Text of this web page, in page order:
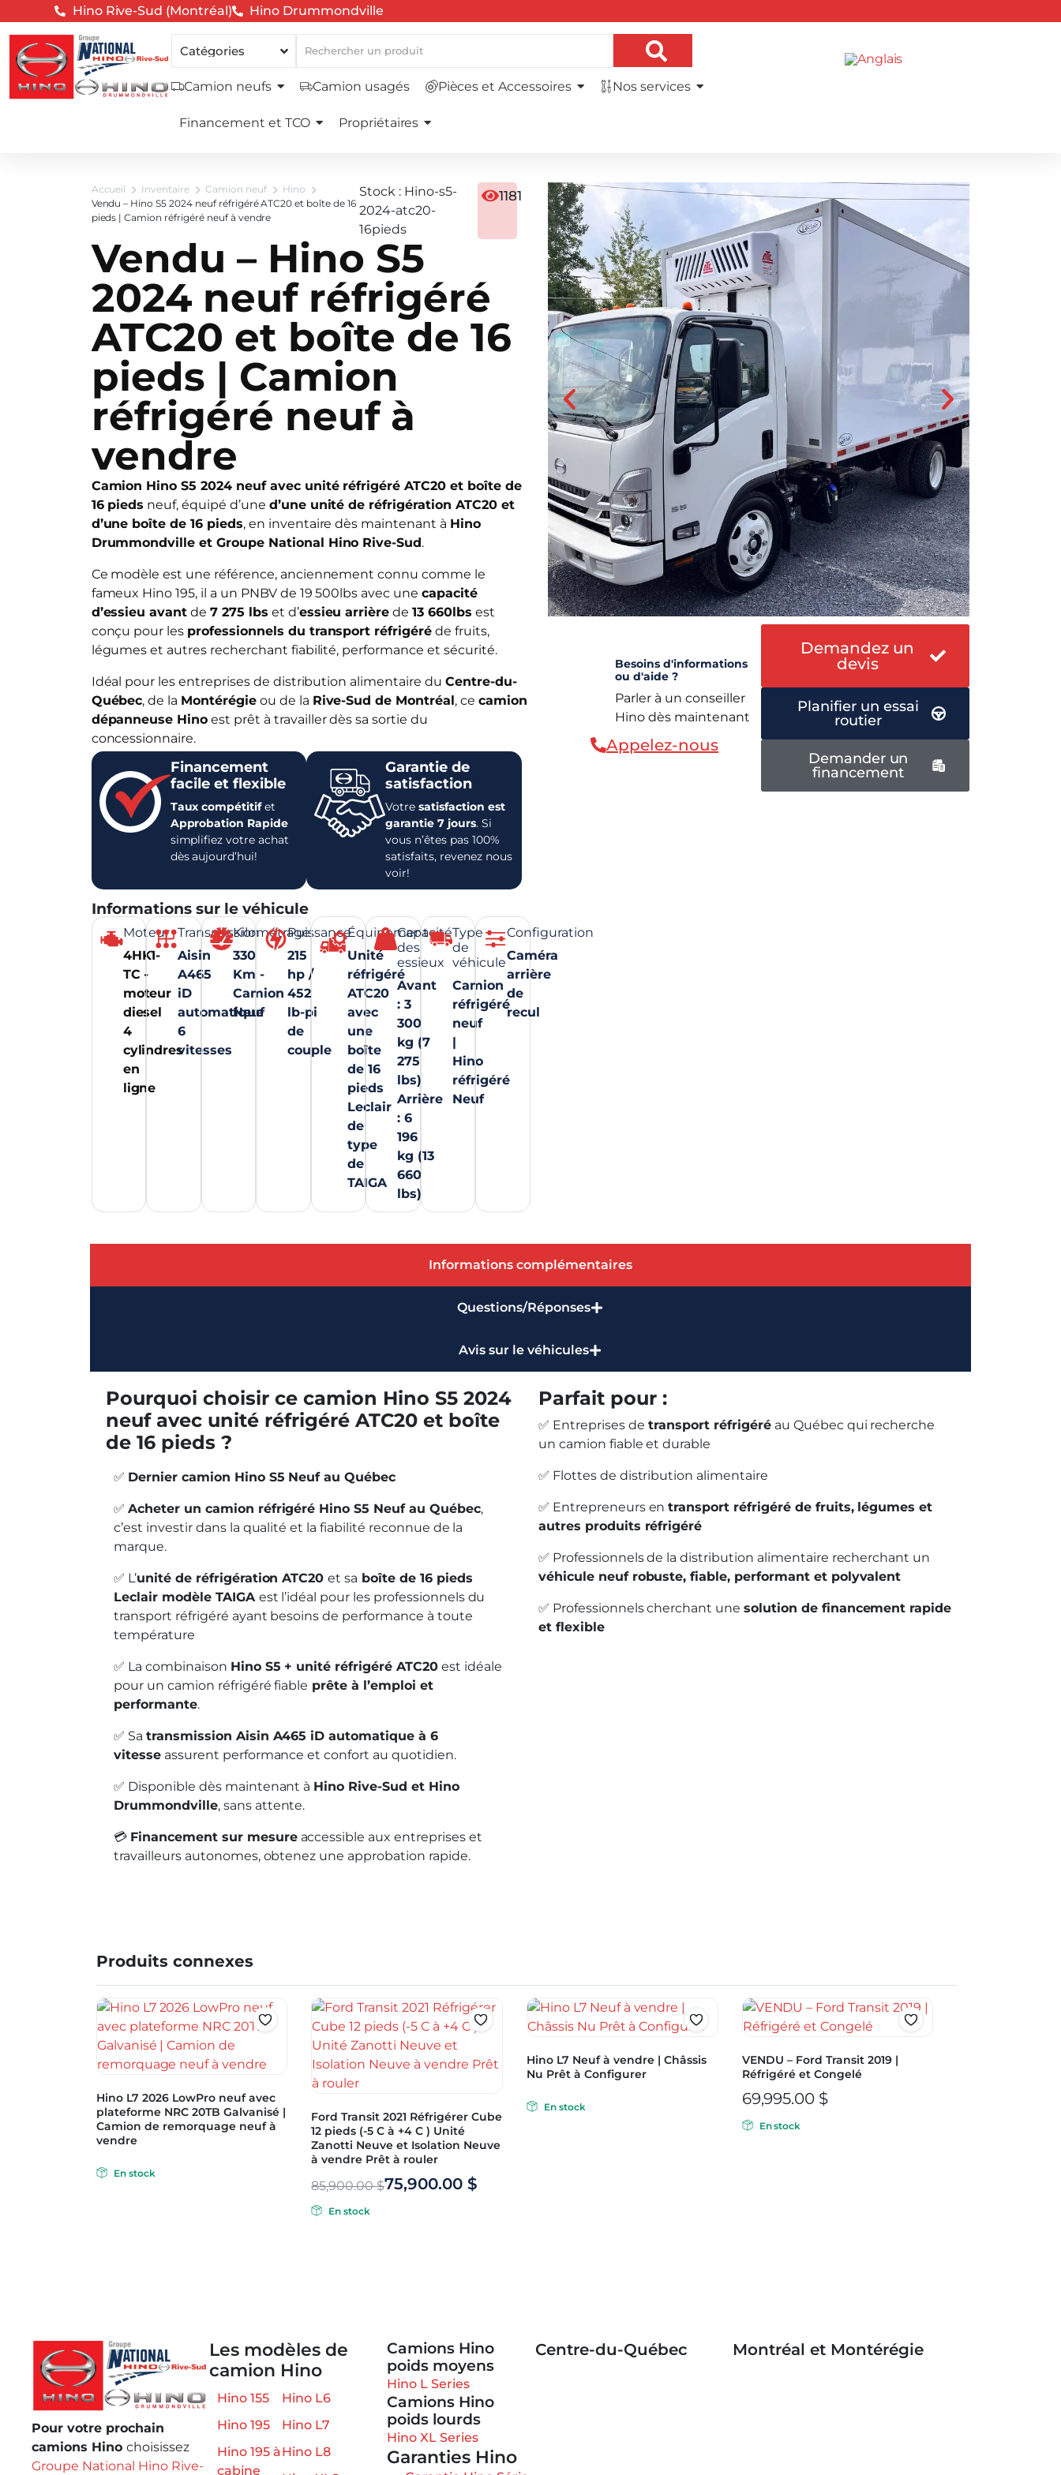
Hino Rive-Sud (Montréal) Hino Drummondville
Camion neufs Camion usagés Pièces et Accessoires Nos services
Financement et TCO Propriétaires
Accueil Inventaire Camion neuf
Hino
Vendu – Hino S5 2024 neuf réfrigéré ATC20 et boîte de 16
pieds | Camion réfrigéré neuf à vendre
Stock : Hino-s5-
2024-atc20-
16pieds
1181
Vendu – Hino S5
2024 neuf réfrigéré
ATC20 et boîte de 16
pieds | Camion
réfrigéré neuf à
vendre
Camion Hino S5 2024 neuf avec unité réfrigéré ATC20 et boîte de
16 pieds neuf, équipé d’une d’une unité de réfrigération ATC20 et
d’une boîte de 16 pieds, en inventaire dès maintenant à Hino
Drummondville et Groupe National Hino Rive-Sud.
Ce modèle est une référence, anciennement connu comme le
fameux Hino 195, il a un PNBV de 19 500lbs avec unecapacité
d’essieu avant de7 275 lbs et d’essieu arrière de13 660lbs est
conçu pour les professionnels du transport réfrigéré de fruits,
légumes et autres recherchant fiabilité, performance et sécurité.
Idéal pour les entreprises de distribution alimentaire du Centre-du-
Québec, de la Montérégieou de la Rive-Sud de Montréal, ce camion
dépanneuse Hino est prêt à travailler dès sa sortie du
concessionnaire.
Financement
facile et flexible
Taux compétitifet
Approbation Rapide
simplifiez votre achat
dès aujourd’hui!
Garantie de
satisfaction
Votresatisfaction est
garantie 7 jours. Si
vous n’êtes pas 100%
satisfaits, revenez nous
voir!
Informations sur le véhicule
Moteur
4HK1-
TC -
moteur
diesel
4
cylindres
en
ligne
Transmission
Aisin
A465
iD
automatique
6
vitesses
Kilométrage
330
Km -
Camion
Neuf
Puissance
215
hp /
452
lb-pi
de
couple
Équipement
Unité
réfrigéré
ATC20
avec
une
boîte
de 16
pieds
Leclair
de
type
de
TAIGA
Capacité
des
essieux
Avant
: 3
300
kg (7
275
lbs)
Arrière
: 6
196
kg (13
660
lbs)
Type
de
véhicule
Camion
réfrigéré
neuf
|
Hino
réfrigéré
Neuf
Configuration
Caméra
arrière
de
recul
Besoins d'informations
ou d'aide ?
Parler à un conseiller
Hino dès maintenant
Appelez-nous
Demandez un
devis
Planifier un essai
routier
Demander un
financement
Informations complémentaires
Questions/Réponses
Avis sur le véhicules
Pourquoi choisir ce camion Hino S5 2024
neuf avec unité réfrigéré ATC20 et boîte
de 16 pieds ?
✅ Dernier camion Hino S5 Neuf au Québec
✅Acheter un camion réfrigéré Hino S5 Neuf au Québec,
c’est investir dans la qualité et la fiabilité reconnue de la
marque.
✅ L’unité de réfrigération ATC20et sa boîte de 16 pieds
Leclair modèle TAIGA est l’idéal pour les professionnels du
transport réfrigéré ayant besoins de performance à toute
température
✅ La combinaison Hino S5 + unité réfrigéré ATC20est idéale
pour un camion réfrigéré fiable prête à l’emploi et
performante.
✅ Satransmission Aisin A465 iD automatique à 6
vitesse assurent performance et confort au quotidien.
✅ Disponible dès maintenant à Hino Rive-Sud et Hino
Drummondville, sans attente.
💳 Financement sur mesureaccessible aux entreprises et
travailleurs autonomes, obtenez une approbation rapide.
Parfait pour :
✅ Entreprises de transport réfrigéréau Québec qui recherche
un camion fiable et durable
✅ Flottes de distribution alimentaire
✅ Entrepreneurs entransport réfrigéré de fruits, légumes et
autres produits réfrigéré
✅ Professionnels de la distribution alimentaire recherchant un
véhicule neuf robuste, fiable, performant et polyvalent
✅ Professionnels cherchant unesolution de financement rapide
et flexible
Produits connexes
Hino L7 2026 LowPro neuf avec
plateforme NRC 20TB Galvanisé |
Camion de remorquage neuf à
vendre
En stock
Ford Transit 2021 Réfrigérer Cube
12 pieds (-5 C à +4 C ) Unité
Zanotti Neuve et Isolation Neuve
à vendre Prêt à rouler
85,900.00$75,900.00 $
En stock
Hino L7 Neuf à vendre | Châssis
Nu Prêt à Configurer
En stock
VENDU – Ford Transit 2019 |
Réfrigéré et Congelé
69,995.00 $
En stock
Pour votre prochain
camions Hino choisissez
Groupe National Hino Rive-
Les modèles de
camion Hino
Hino 155
Hino 195
Hino 195 à
cabine
Hino L6
Hino L7
Hino L8
Camions Hino
poids moyens
Hino L Series
Camions Hino
poids lourds
Hino XL Series
Garanties Hino
Centre-du-Québec Montréal et Montérégie